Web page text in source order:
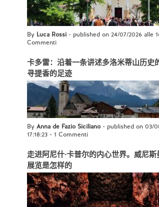
By Luca Rossi - published on 24/07/2026 alle
Commenti
卡多雷：沿着一条讲述多洛米蒂山历史
寻提香的足迹
By Anna de Fazio Siciliano- published on 03/
17:18:23 - 1 Commenti
走进阿尼什·卡普尔的内心世界。威尼
展览是怎样的